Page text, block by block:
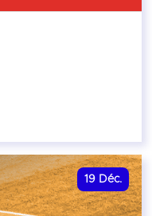
19 Déc.